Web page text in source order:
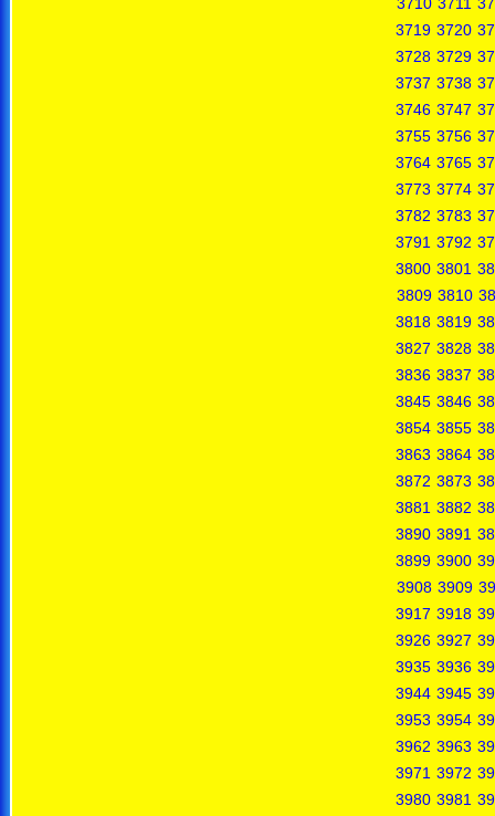
3719 3720
3728 3729
3737 3738
3746 3747
3755 3756
3764 3765
3773 3774
3782 3783
3791 3792
3800 3801
3809 3810
3818 3819
3827 3828
3836 3837
3845 3846
3854 3855
3863 3864
3872 3873
3881 3882
3890 3891
3899 3900
3908 3909
3917 3918
3926 3927
3935 3936
3944 3945
3953 3954
3962 3963
3971 3972
3980 3981